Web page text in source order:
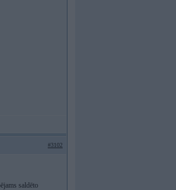
#3102
saldēto